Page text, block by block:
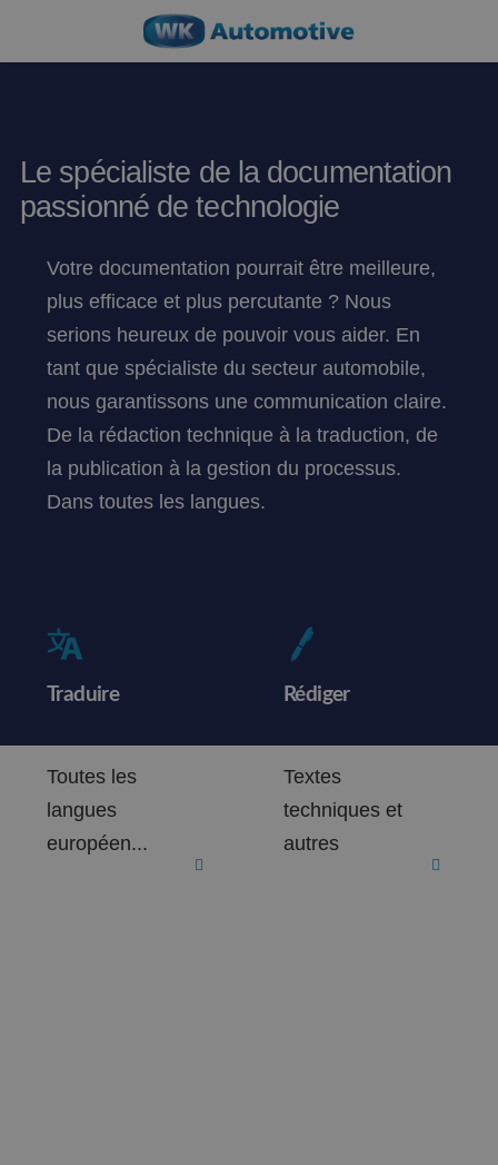
Le spécialiste de la documentation
passionné de technologie
Votre documentation pourrait être meilleure,
plus efficace et plus percutante ? Nous
serions heureux de pouvoir vous aider. En
tant que spécialiste du secteur automobile,
nous garantissons une communication claire.
De la rédaction technique à la traduction, de
la publication à la gestion du processus.
Dans toutes les langues.
Traduire
Toutes les
langues
européen...
Rédiger
Textes
techniques et
autres